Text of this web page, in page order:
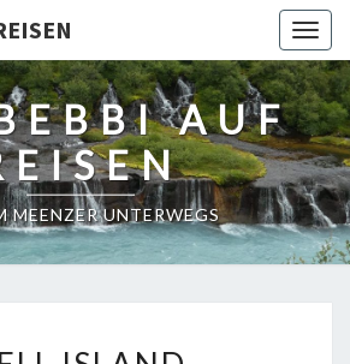
AUF
MEENZER UNTERWEGS